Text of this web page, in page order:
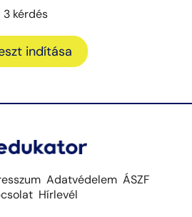
3 kérdés
indítása
Adatvédelem ÁSZF
Hírlevél